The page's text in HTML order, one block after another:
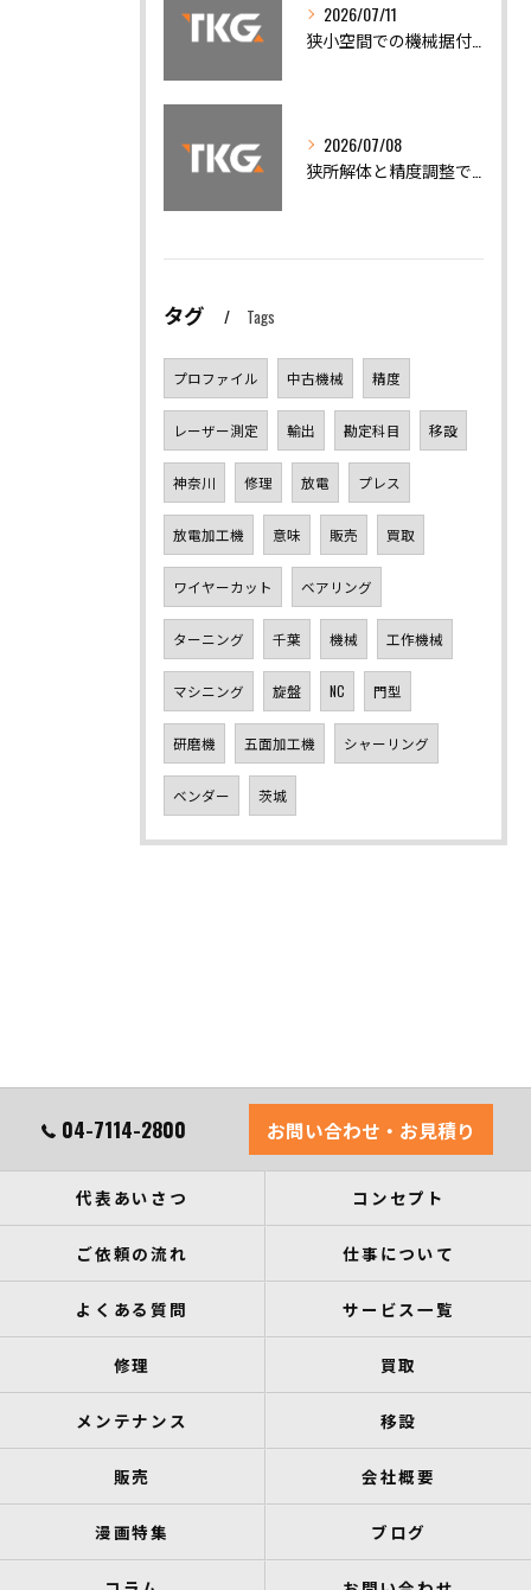
2026/07/11
2026/07/08
タグ Tags
プロファイル 中古機械 精度
レーザー測定 輸出 勘定科目 移設
神奈川 修理 放電 プレス
放電加工機 意味 販売 買取
ワイヤーカット ベアリング
ターニング 千葉 機械 工作機械
マシニング 旋盤 NC 門型
研磨機 五面加工機 シャーリング
ベンダー 茨城
04-7114-2800 お問い合わせ・お見積り
代表あいさつ コンセプト
ご依頼の流れ 仕事について
よくある質問 サービス一覧
修理 買取
メンテナンス 移設
販売 会社概要
漫画特集 ブログ